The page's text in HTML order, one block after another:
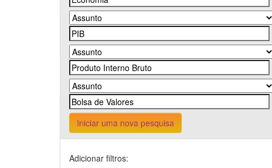
Iniciar uma nova pesquisa
Adicionar filtros: